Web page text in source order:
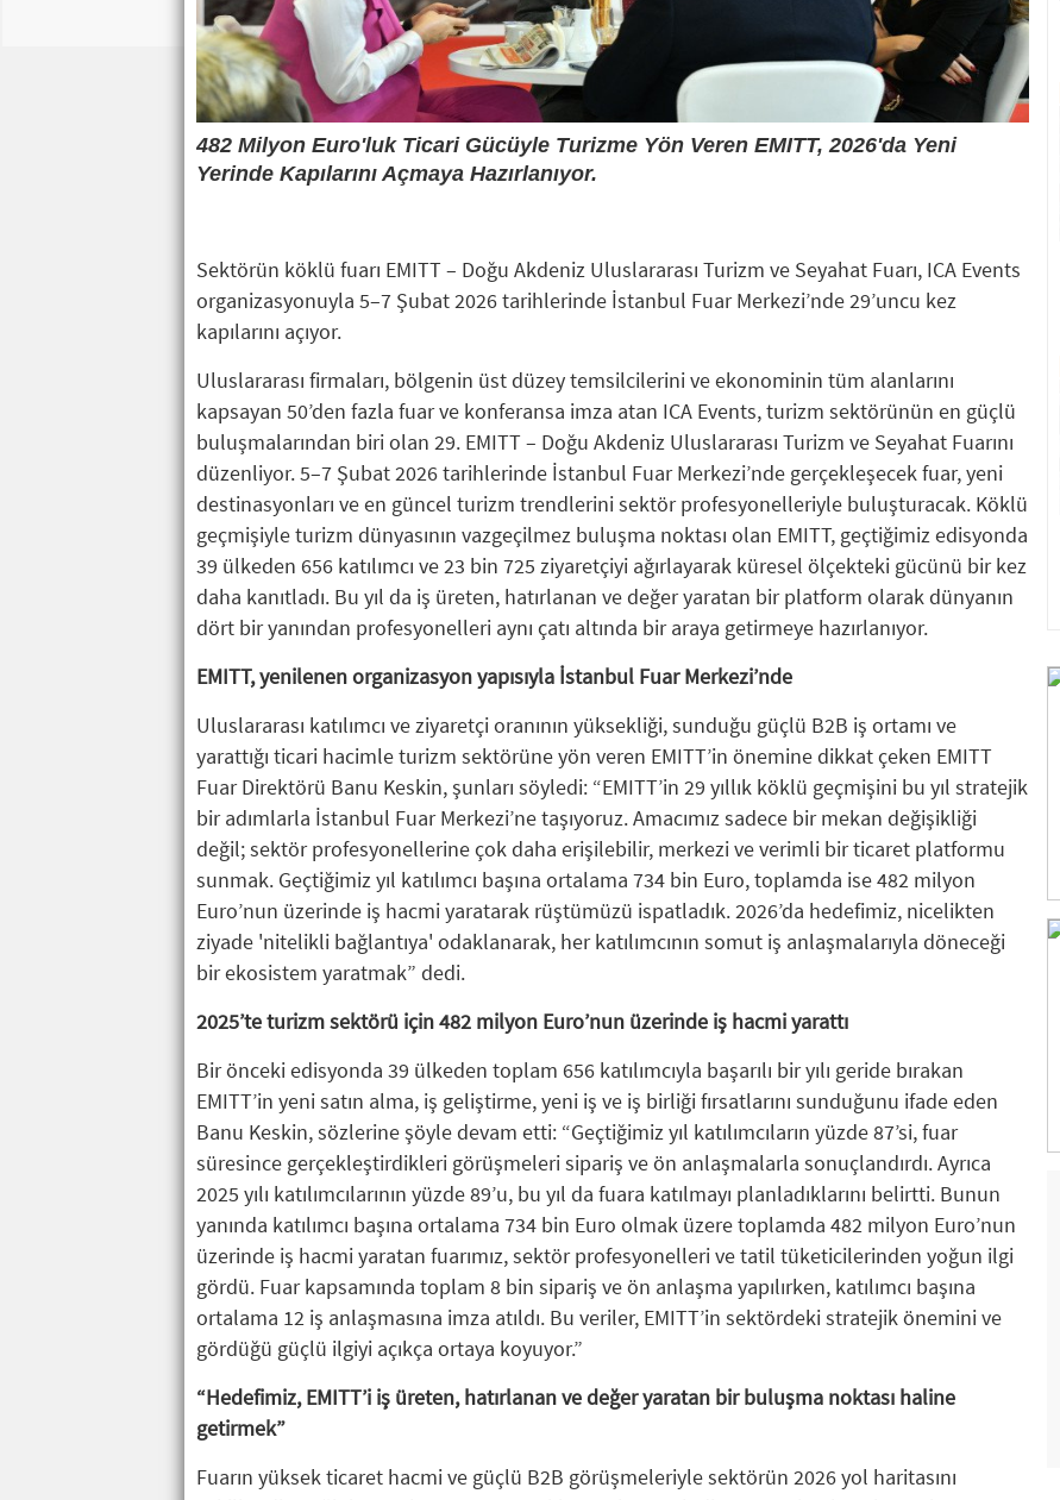
482 Milyon Euro'luk Ticari Gücüyle Turizme Yön Veren EMITT, 2026'da Yeni
Yerinde Kapılarını Açmaya Hazırlanıyor.
Sektörün köklü fuarı EMITT – Doğu Akdeniz Uluslararası Turizm ve Seyahat Fuarı, ICA Events
organizasyonuyla 5–7 Şubat 2026 tarihlerinde İstanbul Fuar Merkezi’nde 29’uncu kez
kapılarını açıyor.
Uluslararası firmaları, bölgenin üst düzey temsilcilerini ve ekonominin tüm alanlarını
kapsayan 50’den fazla fuar ve konferansa imza atan ICA Events, turizm sektörünün en güçlü
buluşmalarından biri olan 29. EMITT – Doğu Akdeniz Uluslararası Turizm ve Seyahat Fuarını
düzenliyor. 5–7 Şubat 2026 tarihlerinde İstanbul Fuar Merkezi’nde gerçekleşecek fuar, yeni
destinasyonları ve en güncel turizm trendlerini sektör profesyonelleriyle buluşturacak. Köklü
geçmişiyle turizm dünyasının vazgeçilmez buluşma noktası olan EMITT, geçtiğimiz edisyonda
39 ülkeden 656 katılımcı ve 23 bin 725 ziyaretçiyi ağırlayarak küresel ölçekteki gücünü bir kez
daha kanıtladı. Bu yıl da iş üreten, hatırlanan ve değer yaratan bir platform olarak dünyanın
dört bir yanından profesyonelleri aynı çatı altında bir araya getirmeye hazırlanıyor.
EMITT, yenilenen organizasyon yapısıyla İstanbul Fuar Merkezi’nde
Uluslararası katılımcı ve ziyaretçi oranının yüksekliği, sunduğu güçlü B2B iş ortamı ve
yarattığı ticari hacimle turizm sektörüne yön veren EMITT’in önemine dikkat çeken EMITT
Fuar Direktörü Banu Keskin, şunları söyledi: “EMITT’in 29 yıllık köklü geçmişini bu yıl stratejik
bir adımlarla İstanbul Fuar Merkezi’ne taşıyoruz. Amacımız sadece bir mekan değişikliği
değil; sektör profesyonellerine çok daha erişilebilir, merkezi ve verimli bir ticaret platformu
sunmak. Geçtiğimiz yıl katılımcı başına ortalama 734 bin Euro, toplamda ise 482 milyon
Euro’nun üzerinde iş hacmi yaratarak rüştümüzü ispatladık. 2026’da hedefimiz, nicelikten
ziyade 'nitelikli bağlantıya' odaklanarak, her katılımcının somut iş anlaşmalarıyla döneceği
bir ekosistem yaratmak” dedi.
2025’te turizm sektörü için 482 milyon Euro’nun üzerinde iş hacmi yarattı
Bir önceki edisyonda 39 ülkeden toplam 656 katılımcıyla başarılı bir yılı geride bırakan
EMITT’in yeni satın alma, iş geliştirme, yeni iş ve iş birliği fırsatlarını sunduğunu ifade eden
Banu Keskin, sözlerine şöyle devam etti: “Geçtiğimiz yıl katılımcıların yüzde 87’si, fuar
süresince gerçekleştirdikleri görüşmeleri sipariş ve ön anlaşmalarla sonuçlandırdı. Ayrıca
2025 yılı katılımcılarının yüzde 89’u, bu yıl da fuara katılmayı planladıklarını belirtti. Bunun
yanında katılımcı başına ortalama 734 bin Euro olmak üzere toplamda 482 milyon Euro’nun
üzerinde iş hacmi yaratan fuarımız, sektör profesyonelleri ve tatil tüketicilerinden yoğun ilgi
gördü. Fuar kapsamında toplam 8 bin sipariş ve ön anlaşma yapılırken, katılımcı başına
ortalama 12 iş anlaşmasına imza atıldı. Bu veriler, EMITT’in sektördeki stratejik önemini ve
gördüğü güçlü ilgiyi açıkça ortaya koyuyor.”
“Hedefimiz, EMITT’i iş üreten, hatırlanan ve değer yaratan bir buluşma noktası haline
getirmek”
Fuarın yüksek ticaret hacmi ve güçlü B2B görüşmeleriyle sektörün 2026 yol haritasını